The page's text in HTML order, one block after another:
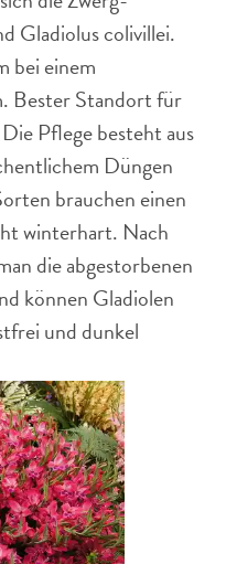
Gladiolus colivillei.
bei einem
Bester Standort für
Pflege besteht aus
Düngen
brauchen einen
winterhart. Nach
die abgestorbenen
können Gladiolen
und dunkel